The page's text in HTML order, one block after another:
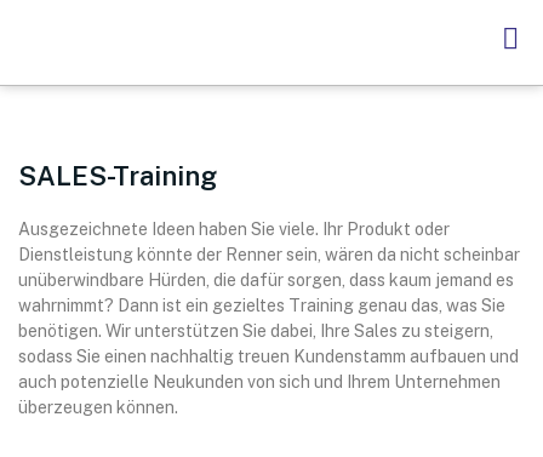
SALES-Training
Ausgezeichnete Ideen haben Sie viele. Ihr Produkt oder
Dienstleistung könnte der Renner sein, wären da nicht scheinbar
unüberwindbare Hürden, die dafür sorgen, dass kaum jemand es
wahrnimmt? Dann ist ein gezieltes Training genau das, was Sie
benötigen. Wir unterstützen Sie dabei, Ihre Sales zu steigern,
sodass Sie einen nachhaltig treuen Kundenstamm aufbauen und
auch potenzielle Neukunden von sich und Ihrem Unternehmen
überzeugen können.